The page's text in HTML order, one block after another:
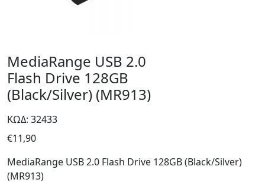
MediaRange USB 2.0
Flash Drive 128GB
(Black/Silver) (MR913)
ΚΩΔ: 32433
€11,90
MediaRange USB 2.0 Flash Drive 128GB (Black/Silver)
(MR913)